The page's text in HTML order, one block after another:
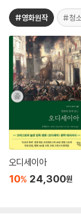
#영화원작 #청
오디세이아
10% 24,300원